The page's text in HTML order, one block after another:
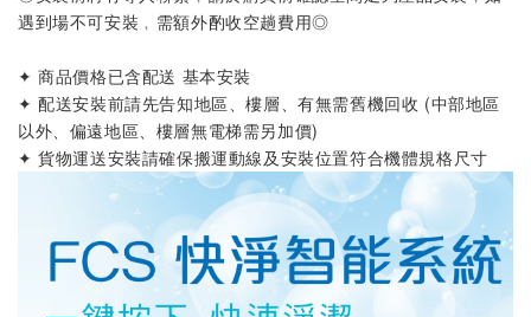
遇到場不可安裝﹐需額外酌收空趟費用◎
✦ 商品價格已含配送 基本安裝
✦ 配送安裝前請先告知地區、樓層、有無需舊機回收 (中部地區
以外、偏遠地區、樓層無電梯需另加價)
✦ 貨物運送安裝請確保搬運動線及安裝位置符合機體規格尺寸